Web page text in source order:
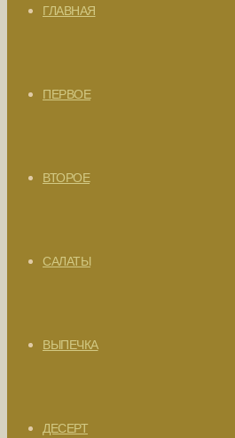
ГЛАВНАЯ
ПЕРВОЕ
ВТОРОЕ
САЛАТЫ
ВЫПЕЧКА
ДЕСЕРТ